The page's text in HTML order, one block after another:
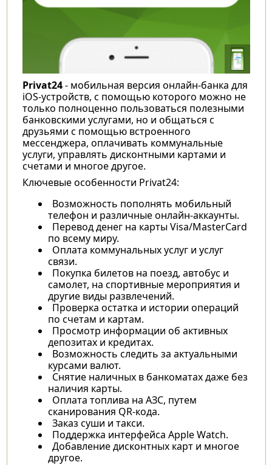
Privat24- мобильная версия онлайн-банка для
iOS-устройств, с помощью которого можно не
только полноценно пользоваться полезными
банковскими услугами, но и общаться с
друзьями с помощью встроенного
мессенджера, оплачивать коммунальные
услуги, управлять дисконтными картами и
счетами и многое другое.
Ключевые особенности Privat24:
Возможность пополнять мобильный
телефон и различные онлайн-аккаунты.
Перевод денег на карты Visa/MasterCard
по всему миру.
Оплата коммунальных услуг и услуг
связи.
Покупка билетов на поезд, автобус и
самолет, на спортивные мероприятия и
другие виды развлечений.
Проверка остатка и истории операций
по счетам и картам.
Просмотр информации об активных
депозитах и кредитах.
Возможность следить за актуальными
курсами валют.
Снятие наличных в банкоматах даже без
наличия карты.
Оплата топлива на АЗС, путем
сканирования QR-кода.
Заказ суши и такси.
Поддержка интерфейса Apple Watch.
Добавление дисконтных карт и многое
другое.